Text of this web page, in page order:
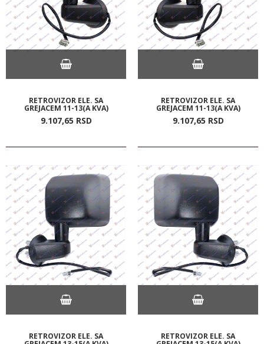
RETROVIZOR ELE. SA
GREJACEM 11-13(A KVA)
9.107,65 RSD
RETROVIZOR ELE. SA
GREJACEM 11-13(A KVA)
9.107,65 RSD
RETROVIZOR ELE. SA RETROVIZOR ELE. SA